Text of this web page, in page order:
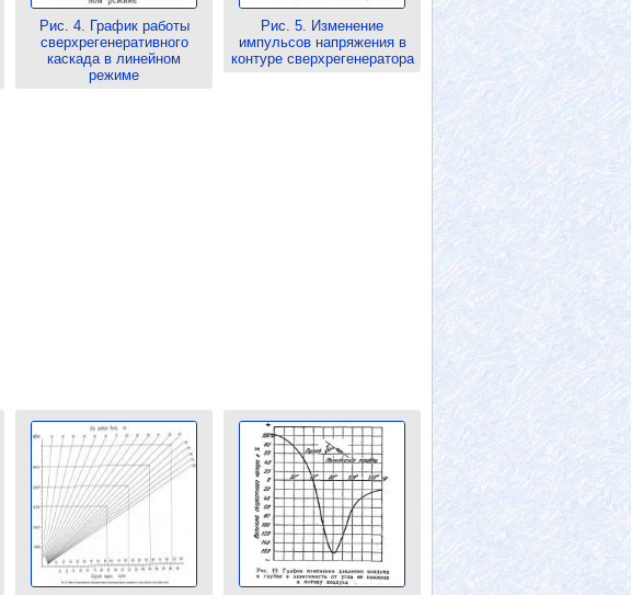
Рис. 4. График работы
сверхрегенеративного
каскада в линейном
режиме
Рис. 5. Изменение
импульсов напряжения в
контуре сверхрегенератора